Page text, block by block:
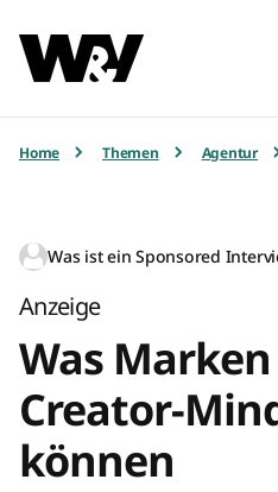
Home Themen Agentur
Was ist ein Sponsored
Anzeige
Was
Creator-
können